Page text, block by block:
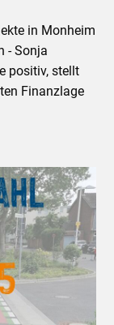
in Monheim
- Sonja
positiv, stellt
Finanzlage